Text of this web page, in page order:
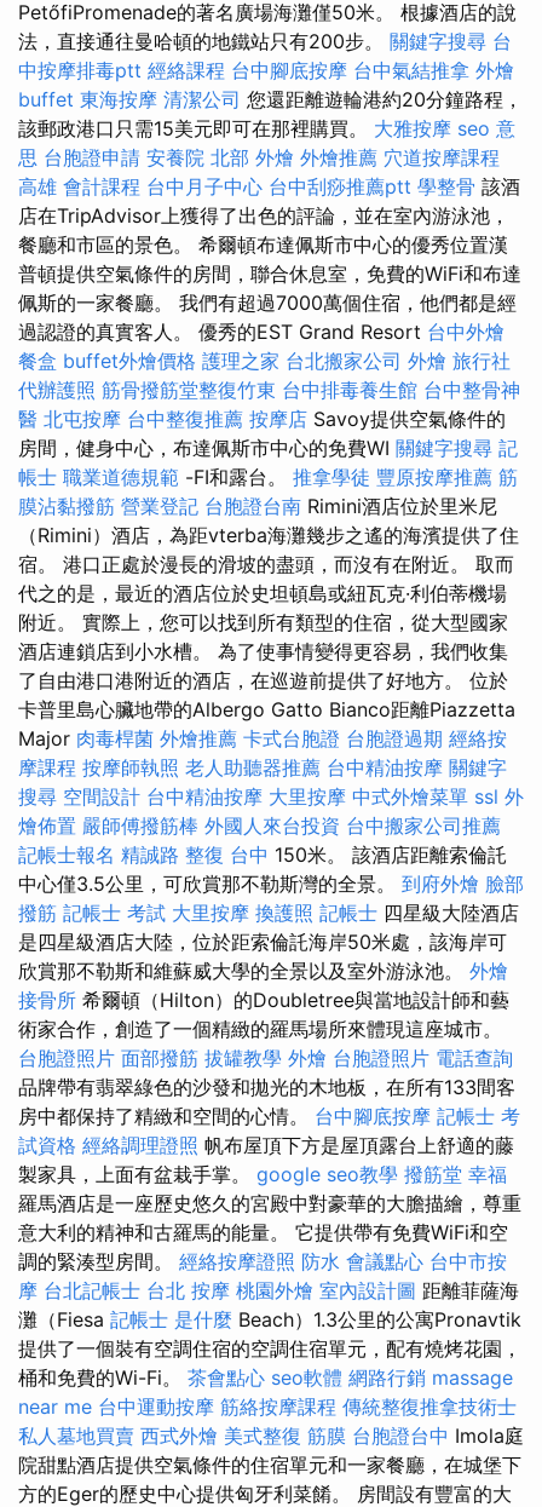
PetőfiPromenade的著名廣場海灘僅50米。 根據酒店的說
法，直接通往曼哈頓的地鐵站只有200步。 關鍵字搜尋 台
中按摩排毒ptt 經絡課程 台中腳底按摩 台中氣結推拿 外燴
buffet 東海按摩 清潔公司 您還距離遊輪港約20分鐘路程，
該郵政港口只需15美元即可在那裡購買。 大雅按摩 seo 意
思 台胞證申請 安養院 北部 外燴 外燴推薦 穴道按摩課程
高雄 會計課程 台中月子中心 台中刮痧推薦ptt 學整骨 該酒
店在TripAdvisor上獲得了出色的評論，並在室內游泳池，
餐廳和市區的景色。 希爾頓布達佩斯市中心的優秀位置漢
普頓提供空氣條件的房間，聯合休息室，免費的WiFi和布達
佩斯的一家餐廳。 我們有超過7000萬個住宿，他們都是經
過認證的真實客人。 優秀的EST Grand Resort 台中外燴
餐盒 buffet外燴價格 護理之家 台北搬家公司 外燴 旅行社
代辦護照 筋骨撥筋堂整復竹東 台中排毒養生館 台中整骨神
醫 北屯按摩 台中整復推薦 按摩店 Savoy提供空氣條件的
房間，健身中心，布達佩斯市中心的免費WI 關鍵字搜尋 記
帳士 職業道德規範 -FI和露台。 推拿學徒 豐原按摩推薦 筋
膜沾黏撥筋 營業登記 台胞證台南 Rimini酒店位於里米尼
（Rimini）酒店，為距vterba海灘幾步之遙的海濱提供了住
宿。 港口正處於漫長的滑坡的盡頭，而沒有在附近。 取而
代之的是，最近的酒店位於史坦頓島或紐瓦克·利伯蒂機場
附近。 實際上，您可以找到所有類型的住宿，從大型國家
酒店連鎖店到小水槽。 為了使事情變得更容易，我們收集
了自由港口港附近的酒店，在巡遊前提供了好地方。 位於
卡普里島心臟地帶的Albergo Gatto Bianco距離Piazzetta
Major 肉毒桿菌 外燴推薦 卡式台胞證 台胞證過期 經絡按
摩課程 按摩師執照 老人助聽器推薦 台中精油按摩 關鍵字
搜尋 空間設計 台中精油按摩 大里按摩 中式外燴菜單 ssl 外
燴佈置 嚴師傅撥筋棒 外國人來台投資 台中搬家公司推薦
記帳士報名 精誠路 整復 台中 150米。 該酒店距離索倫託
中心僅3.5公里，可欣賞那不勒斯灣的全景。 到府外燴 臉部
撥筋 記帳士 考試 大里按摩 換護照 記帳士 四星級大陸酒店
是四星級酒店大陸，位於距索倫託海岸50米處，該海岸可
欣賞那不勒斯和維蘇威大學的全景以及室外游泳池。 外燴
接骨所 希爾頓（Hilton）的Doubletree與當地設計師和藝
術家合作，創造了一個精緻的羅馬場所來體現這座城市。
台胞證照片 面部撥筋 拔罐教學 外燴 台胞證照片 電話查詢
品牌帶有翡翠綠色的沙發和拋光的木地板，在所有133間客
房中都保持了精緻和空間的心情。 台中腳底按摩 記帳士 考
試資格 經絡調理證照 帆布屋頂下方是屋頂露台上舒適的藤
製家具，上面有盆栽手掌。 google seo教學 撥筋堂 幸福
羅馬酒店是一座歷史悠久的宮殿中對豪華的大膽描繪，尊重
意大利的精神和古羅馬的能量。 它提供帶有免費WiFi和空
調的緊湊型房間。 經絡按摩證照 防水 會議點心 台中市按
摩 台北記帳士 台北 按摩 桃園外燴 室內設計圖 距離菲薩海
灘（Fiesa 記帳士 是什麼 Beach）1.3公里的公寓Pronavtik
提供了一個裝有空調住宿的空調住宿單元，配有燒烤花園，
桶和免費的Wi-Fi。 茶會點心 seo軟體 網路行銷 massage
near me 台中運動按摩 筋絡按摩課程 傳統整復推拿技術士
私人墓地買賣 西式外燴 美式整復 筋膜 台胞證台中 Imola庭
院甜點酒店提供空氣條件的住宿單元和一家餐廳，在城堡下
方的Eger的歷史中心提供匈牙利菜餚。 房間設有豐富的大